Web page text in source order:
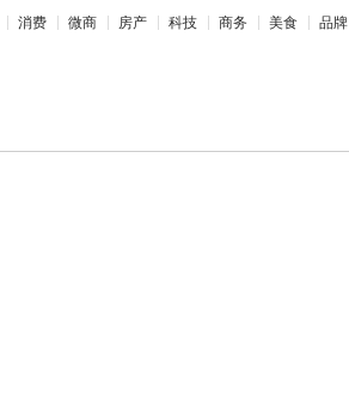
消费 微商 房产 科技 商务 美食 品牌